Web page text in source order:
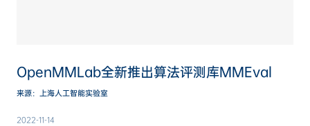
OpenMMLab全新推出算法评测库MMEval
来源：上海人工智能实验室
2022-11-14